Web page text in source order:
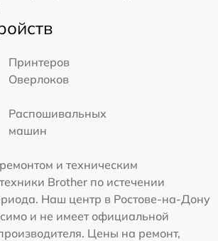
Принтеров
Оверлоков
Распошивальных
машин
и техническим
Brother по истечении
Наш центр в Ростове-на-Дону
и не имеет официальной
Цены на ремонт,